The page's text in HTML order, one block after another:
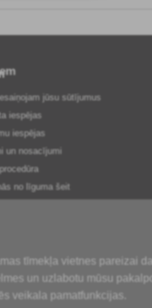
jūsu sūtījumus
iespējas
iespējas
un nosacījumi
no līguma šeit
tīmekļa vietnes pareizai
un uzlabotu mūsu
veikala pamatfunkcijas.